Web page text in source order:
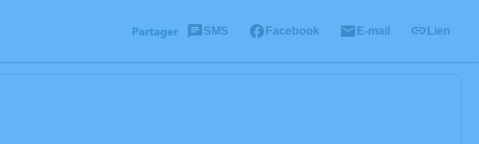
Partager SMS Facebook E-mail Lien